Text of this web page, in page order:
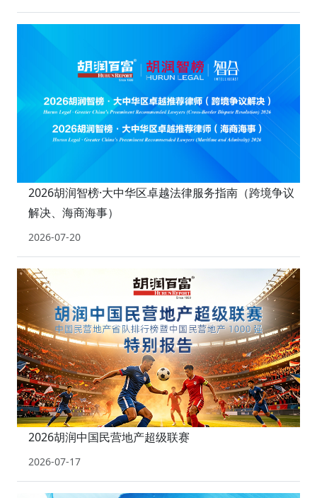
2026胡润智榜·大中华区卓越法律服务指南（跨境争议
解决、海商海事）
2026-07-20
2026胡润中国民营地产超级联赛
2026-07-17